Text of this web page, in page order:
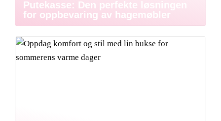
Putekasse: Den perfekte løsningen
for oppbevaring av hagemøbler